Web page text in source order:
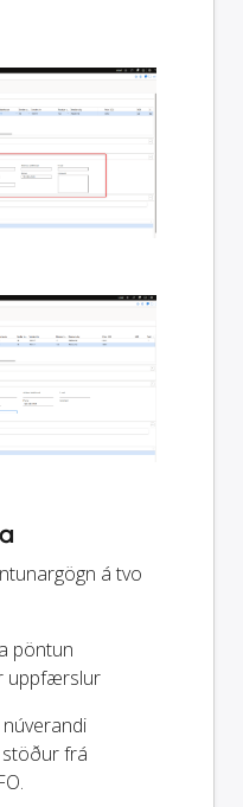
á tvo
pöntun
uppfærslur
frá